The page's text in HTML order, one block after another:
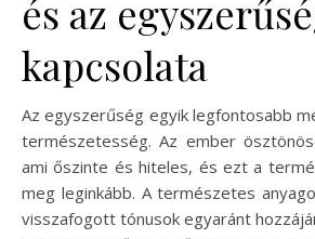
és az
kapcsolata
Az egyszerűség egyik legfontosabb
természetesség. Az ember
ami őszinte és hiteles, és ezt a
meg leginkább. A természetes
visszafogott tónusok egyaránt